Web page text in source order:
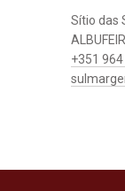
Sítio das
+351